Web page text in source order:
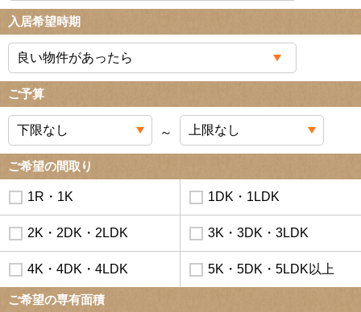
入居希望時期
ご予算
～
ご希望の間取り
1R・1K 1DK・1LDK
2K・2DK・2LDK 3K・3DK・3LDK
4K・4DK・4LDK 5K・5DK・5LDK以上
ご希望の専有面積